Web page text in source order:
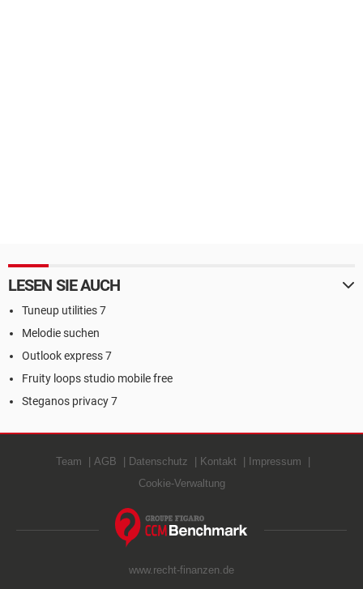
LESEN SIE AUCH
Tuneup utilities 7
Melodie suchen
Outlook express 7
Fruity loops studio mobile free
Steganos privacy 7
Team AGB Datenschutz Kontakt
Impressum
Cookie-Verwaltung
www.recht-finanzen.de